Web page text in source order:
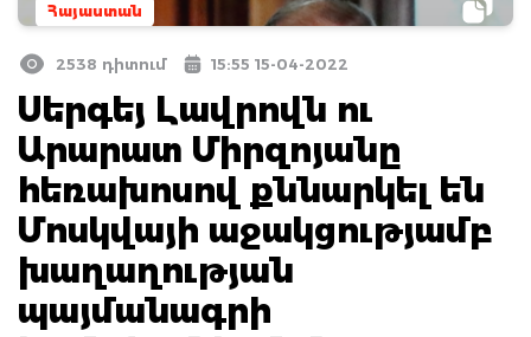
Հայաստան
2538 դիտում 15:55 15-04-2022
Սերգեյ Լավրովն ու
Արարատ Միրզոյանը
հեռախոսով քննարկել են
Մոսկվայի աջակցությամբ
խաղաղության
պայմանագրի